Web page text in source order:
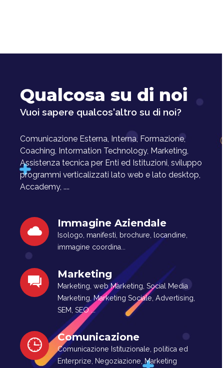
Qualcosa su di noi
Vuoi sapere qualcos'altro su di noi?
Comunicazione Esterna, Interna, Formazione,
Coaching, Intormation Technology, Marketing,
Assistenza tecnica per Enti ed Istituzioni, sviluppo
programmi verticalizzati lato web e lato desktop,
Accademy, ....
Immagine Aziendale
Isologo, manifesti, brochure, locandine,
immagine coordina...
Marketing
Marketing, web Marketing, Social Media
Marketing, Marketing Sociale, Advertising,
SEM, SEO ...
Comunicazione
Comunicazione Istituzionale, politica ed
Enterprize, Negoziazione, Marketing